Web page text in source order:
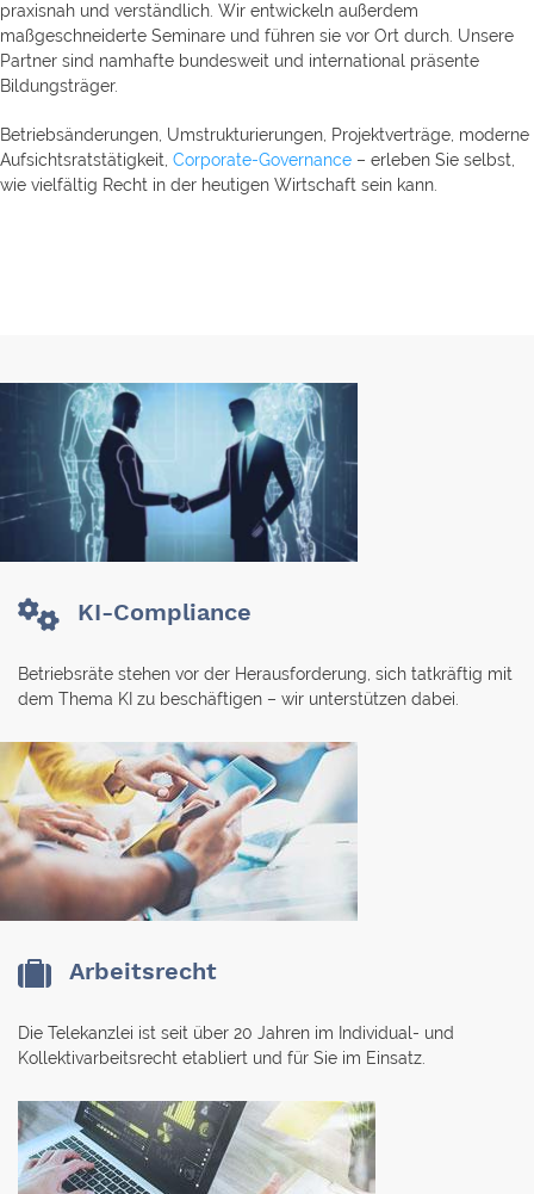
praxisnah und verständlich. Wir entwickeln außerdem
maßgeschneiderte Seminare und führen sie vor Ort durch. Unsere
Partner sind namhafte bundesweit und international präsente
Bildungsträger.
Betriebsänderungen, Umstrukturierungen, Projektverträge, moderne
Aufsichtsratstätigkeit, Corporate-Governance – erleben Sie selbst,
wie vielfältig Recht in der heutigen Wirtschaft sein kann.
KI-Compliance
Betriebsräte stehen vor der Herausforderung, sich tatkräftig mit
dem Thema KI zu beschäftigen – wir unterstützen dabei.
Arbeitsrecht
Die Telekanzlei ist seit über 20 Jahren im Individual- und
Kollektivarbeitsrecht etabliert und für Sie im Einsatz.